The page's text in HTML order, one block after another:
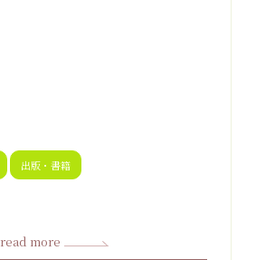
出版・書籍
read more